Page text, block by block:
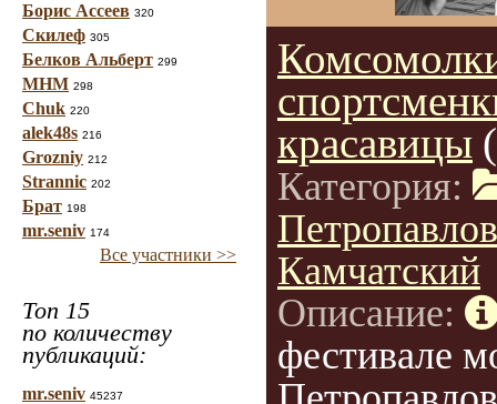
Борис Ассеев 320
Скилеф 305
Белков Альберт 299
МНМ 298
Chuk 220
alek48s 216
Grozniy 212
Strannic 202
Брат 198
mr.seniv 174
Все участники >>
Топ 15
по количеству
публикаций:
mr.seniv 45237
красавицы
Категория:
Камчатский
Описание:
фестивале